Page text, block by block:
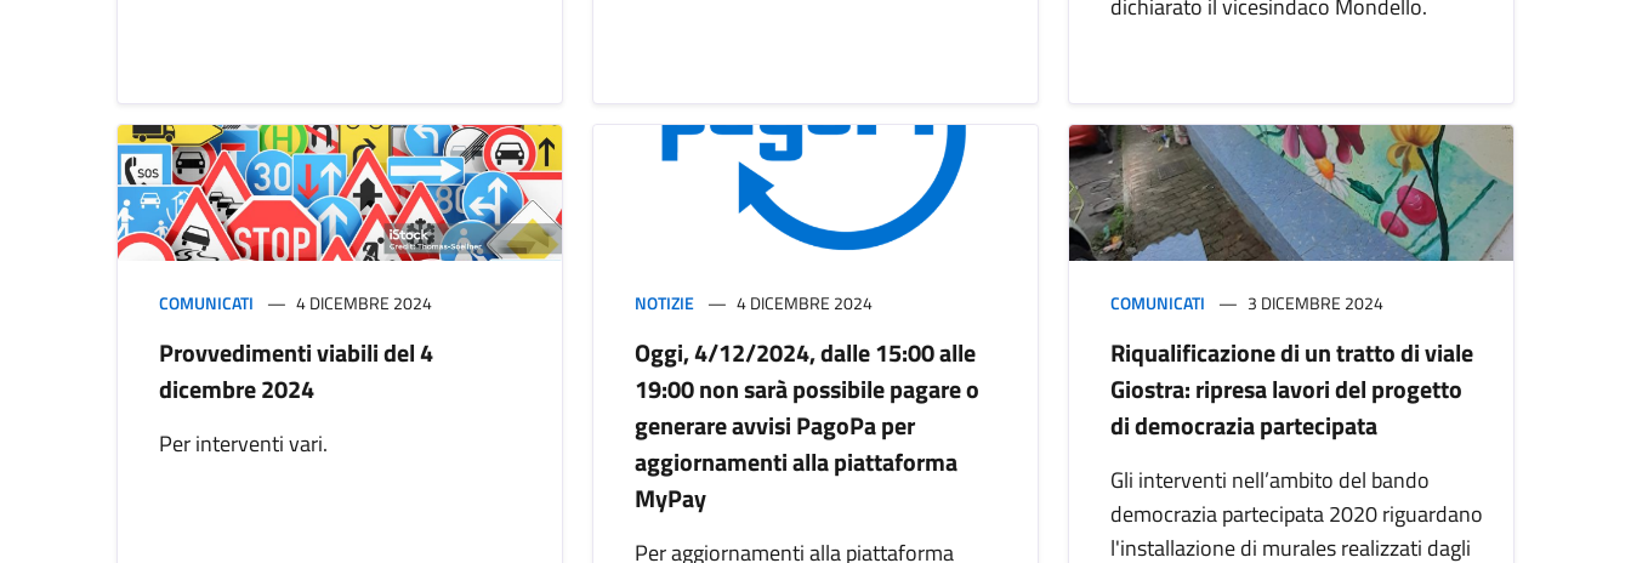
COMUNICATI 4 DICEMBRE 2024
Provvedimenti viabili del 4
dicembre 2024
Per interventi vari.
NOTIZIE 4 DICEMBRE 2024
Oggi, 4/12/2024, dalle 15:00 alle
19:00 non sarà possibile pagare o
generare avvisi PagoPa per
aggiornamenti alla piattaforma
MyPay
Per aggiornamenti alla piattaforma
COMUNICATI 3 DICEMBRE 2024
Riqualificazione di un tratto di viale
Giostra: ripresa lavori del progetto
di democrazia partecipata
Gli interventi nell’ambito del bando
democrazia partecipata 2020 riguardano
l'installazione di murales realizzati dagli